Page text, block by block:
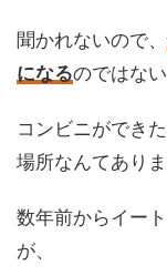
聞かれないので、
になるのではな
コンビニができ
場所なんてありま
数年前からイー
が、